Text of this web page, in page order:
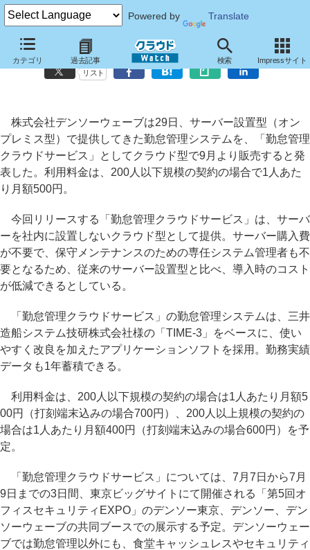
Powered by Translate
カテゴリ 過去記事 検索 Impressサイト
デンソーウェーブ、ICカードを利用した「勤怠管理クラウドサービス」
リスト
株式会社デンソーウェーブは29日、サーバー設置型（オン
プレミス型）で提供してきた勤怠管理システムを、「勤怠管理
クラウドサービス」としてクラウド型で9月より販売すると発
表した。利用料金は、200人以下規模の契約の場合で1人あた
り月額500円。
今回リリースする「勤怠管理クラウドサービス」は、サーバ
ーを社内に設置しないクラウド型として提供。サーバー購入費
が不要で、保守メンテナンスのための専任システム管理者も不
要となるため、従来のサーバー設置型と比べ、導入時のコスト
が低減できるとしている。
「勤怠管理クラウドサービス」の勤怠管理システムは、三井
造船システム技研株式会社様の「TIME-3」をベースに、使い
やすく改良を加えたアプリケーションソフトを採用。勤務実績
データも1年蓄積できる。
利用料金は、200人以下規模の契約の場合は1人あたり月額5
00円（打刻端末込みの場合700円）、200人以上規模の契約の
場合は1人あたり月額400円（打刻端末込みの場合600円）を予
定。
「勤怠管理クラウドサービス」については、7月7日から7月
9日までの3日間、東京ビッグサイトにて開催される「第5回オ
フィスセキュリティEXPO」のデンソー東京、デンソー、デン
ソーウェーブの共同ブースでの展示する予定。デンソーウェー
ブでは勤怠管理以外にも、食堂キャッシュレスやセキュリティ